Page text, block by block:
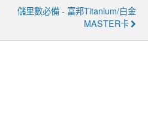
儲里數必備 - 富邦Titanium/白金
MASTER卡